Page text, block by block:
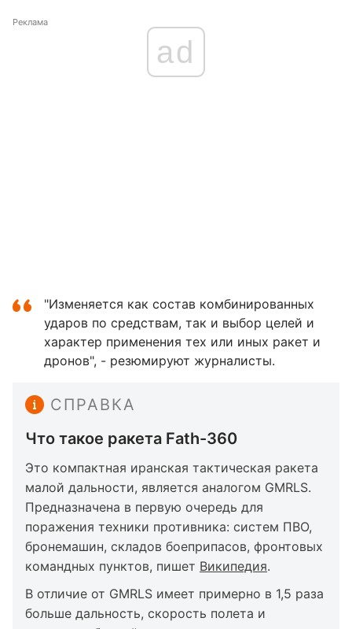
Реклама
ad
"Изменяется как состав комбинированных
ударов по средствам, так и выбор целей и
характер применения тех или иных ракет и
дронов", - резюмируют журналисты.
СПРАВКА
Что такое ракета Fath-360
Это компактная иранская тактическая ракета
малой дальности, является аналогом GMRLS.
Предназначена в первую очередь для
поражения техники противника: систем ПВО,
бронемашин, складов боеприпасов, фронтовых
командных пунктов, пишет Википедия.
В отличие от GMRLS имеет примерно в 1,5 раза
больше дальность, скорость полета и